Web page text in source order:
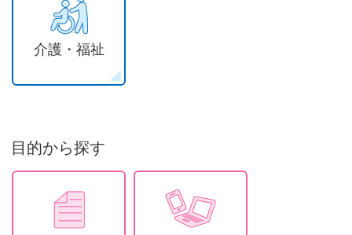
介護・福祉
目的から探す